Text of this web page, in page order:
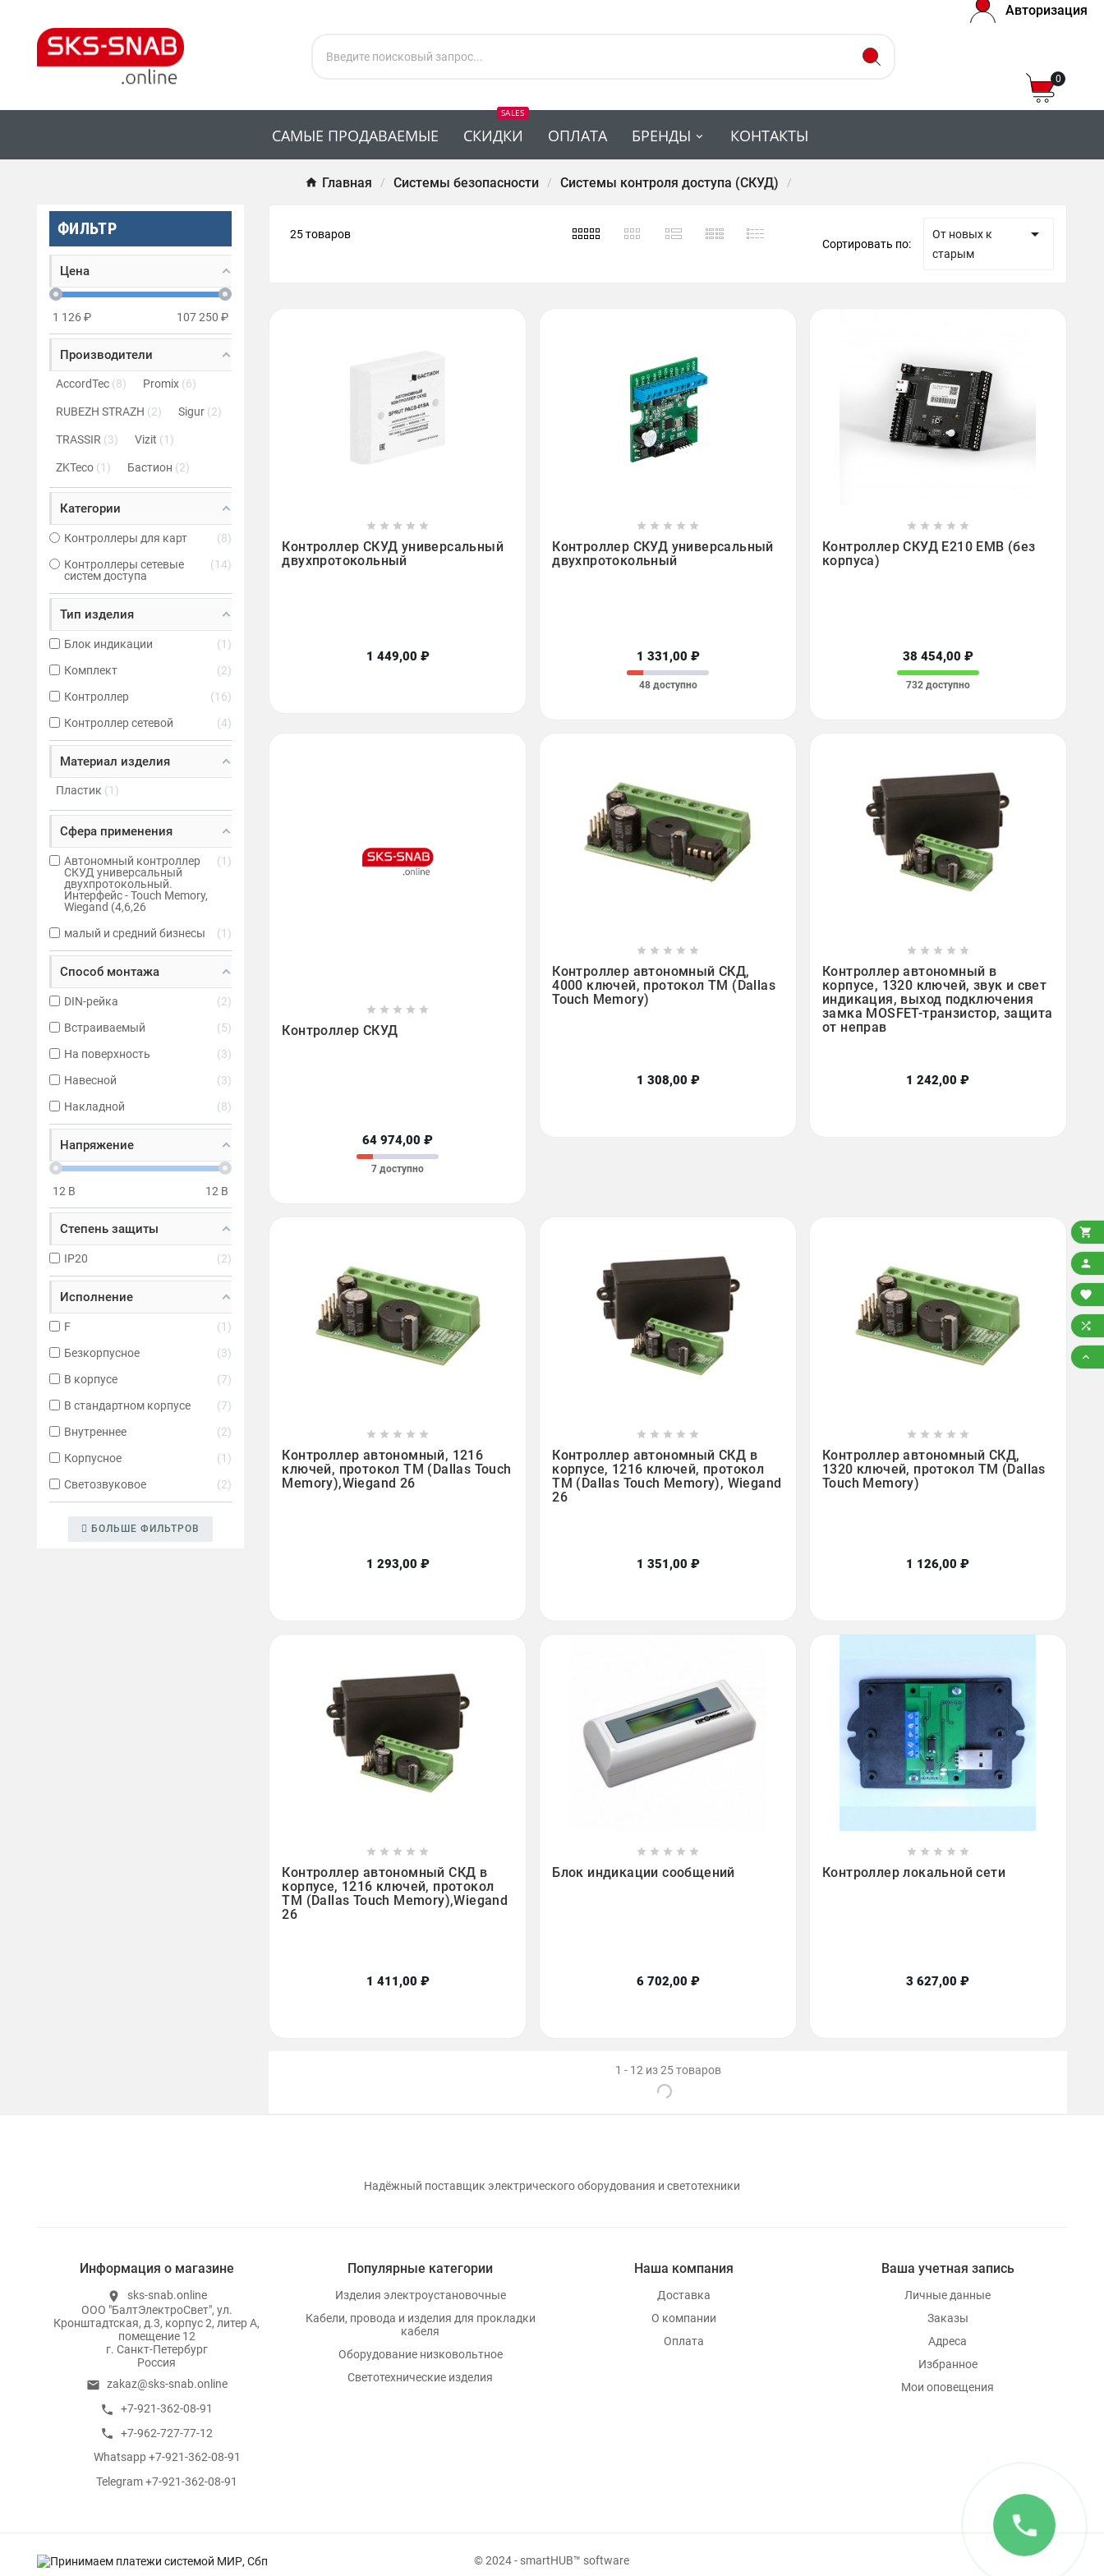
Авторизация
0
САМЫЕ ПРОДАВАЕМЫЕ СКИДКИ
SALES
ОПЛАТА БРЕНДЫ КОНТАКТЫ
Главная Системы безопасности Системы контроля доступа (СКУД)
ФИЛЬТР
Цена
1 126 ₽ 107 250 ₽
Производители
AccordTec 8 Promix 6
RUBEZH STRAZH 2 Sigur 2
TRASSIR 3 Vizit 1
ZKTeco 1 Бастион 2
Категории
Контроллеры для карт
8
Контроллеры сетевые
систем доступа
14
Тип изделия
Блок индикации
1
Комплект
2
Контроллер
16
Контроллер сетевой
4
Материал изделия
Пластик 1
Сфера применения
Автономный контроллер
СКУД универсальный
двухпротокольный.
Интерфейс - Touch Memory,
Wiegand (4,6,26
1
малый и средний бизнесы 1
Способ монтажа
DIN-рейка
2
Встраиваемый
5
На поверхность
3
Навесной
3
Накладной
8
Напряжение
12 В 12 В
Степень защиты
IP20 2
Исполнение
F
1
Безкорпусное
3
В корпусе
7
В стандартном корпусе
7
Внутреннее
2
Корпусное
1
Светозвуковое
2
БОЛЬШЕ ФИЛЬТРОВ
25 товаров
Сортировать по:
От новых к
старым

    
Контроллер СКУД универсальный
двухпротокольный
1 449,00 ₽
    
Контроллер СКУД универсальный
двухпротокольный
1 331,00 ₽
48 доступно
    
Контроллер СКУД E210 EMB (без
корпуса)
38 454,00 ₽
732 доступно
    
Контроллер СКУД
64 974,00 ₽
7 доступно
 
    
Контроллер автономный СКД,
4000 ключей, протокол TM (Dallas
Touch Memory)
1 308,00 ₽
 
    
Контроллер автономный в
корпусе, 1320 ключей, звук и свет
индикация, выход подключения
замка MOSFET-транзистор, защита
от неправ
1 242,00 ₽
 
    
Контроллер автономный, 1216
ключей, протокол TM (Dallas Touch
Memory),Wiegand 26
1 293,00 ₽
 
    
Контроллер автономный СКД в
корпусе, 1216 ключей, протокол
TM (Dallas Touch Memory), Wiegand
26
1 351,00 ₽
 
    
Контроллер автономный СКД,
1320 ключей, протокол TM (Dallas
Touch Memory)
1 126,00 ₽
    
Контроллер автономный СКД в
корпусе, 1216 ключей, протокол
TM (Dallas Touch Memory),Wiegand
26
1 411,00 ₽
    
Блок индикации сообщений
6 702,00 ₽
    
Контроллер локальной сети
3 627,00 ₽
1 - 12 из 25 товаров
Надёжный поставщик электрического оборудования и светотехники
Информация о магазине
location_on
sks-snab.online
ООО "БалтЭлектроСвет", ул.
Кронштадтская, д.3, корпус 2, литер А,
помещение 12
г. Санкт-Петербург
Россия
email zakaz@sks-snab.online
call +7-921-362-08-91
call +7-962-727-77-12
whatsapp
Whatsapp +7-921-362-08-91
whatsapp
Telegram +7-921-362-08-91
Популярные категории
Изделия электроустановочные
Кабели, провода и изделия для прокладки
кабеля
Оборудование низковольтное
Светотехнические изделия
Наша компания
Доставка
О компании
Оплата
Ваша учетная запись
Личные данные
Заказы
Адреса
Избранное
Мои оповещения





© 2024 - smartHUB™ software
phone